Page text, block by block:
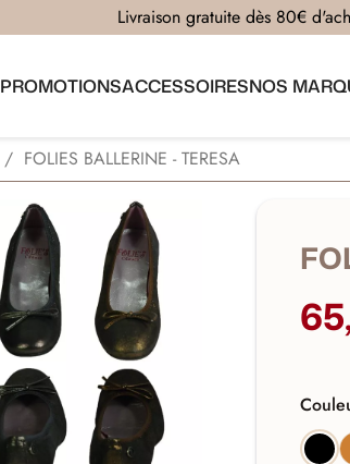
Livraison gratuite dès 80€
PROMOTIONSACCESSOIRESNOS
FOLIES BALLERINE - TERESA